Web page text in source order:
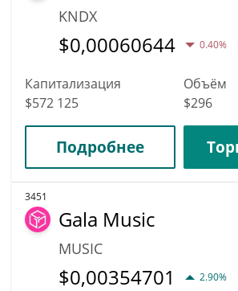
KNDX
$0,00060644 0.40%
Капитализация
$572 125
Объём
$296
Подробнее
3451
Gala Music
MUSIC
$0,00354701 2.90%